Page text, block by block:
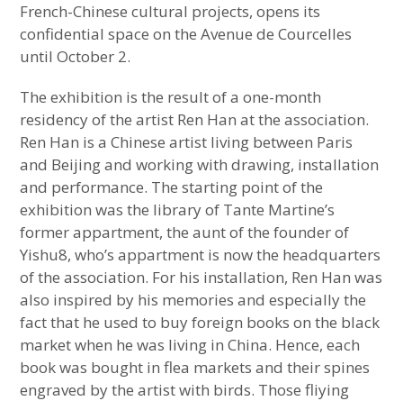
French-Chinese cultural projects, opens its
confidential space on the Avenue de Courcelles
until October 2.
The exhibition is the result of a one-month
residency of the artist Ren Han at the association.
Ren Han is a Chinese artist living between Paris
and Beijing and working with drawing, installation
and performance. The starting point of the
exhibition was the library of Tante Martine’s
former appartment, the aunt of the founder of
Yishu8, who’s appartment is now the headquarters
of the association. For his installation, Ren Han was
also inspired by his memories and especially the
fact that he used to buy foreign books on the black
market when he was living in China. Hence, each
book was bought in flea markets and their spines
engraved by the artist with birds. Those fliying